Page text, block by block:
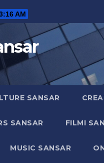
AM
SANSAR
SANSAR FILMI
MUSIC SANSAR